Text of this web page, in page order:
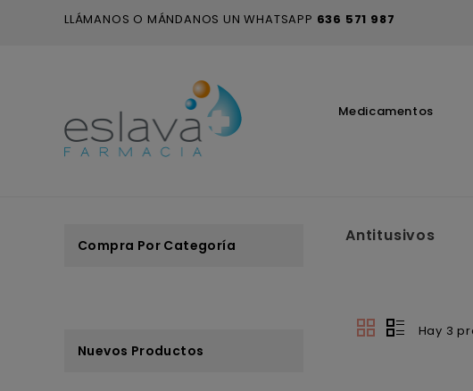
LLÁMANOS O MÁNDANOS UN WHATSAPP 636 571 987
Medicamentos
Compra Por Categoría
Nuevos Productos
Antitusivos
Hay 3